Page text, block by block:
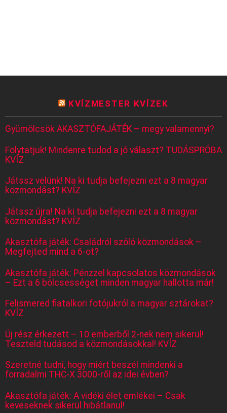
KVÍZMESTER KVÍZEK
Gyümölcsök AKASZTÓFAJÁTÉK – megy valamennyi?
Folytatjuk! Mindenre tudod a jó választ? TUDÁSPRÓBA
KVÍZ
Játssz velünk! Na ki tudja befejezni ezt a 8 magyar
közmondást? KVÍZ
Játssz újra! Na ki tudja befejezni ezt a 8 magyar
közmondást? KVÍZ
Akasztófa játék: Családról szóló közmondások –
Megfejted mind a 6-ot?
Akasztófa játék: Pénzzel kapcsolatos közmondások
– Ezt a 6 bölcsességet minden magyar hallotta már!
Felismered fiatalkori fotójukról a magyar sztárokat?
KVÍZ
Új rész érkezett – 10 emberből 2-nek nem sikerül!
Teszteld tudásod a közmondásokkal! KVÍZ
Szeretné tudni, hogy miért beszél mindenki a
forradalmi THC-X 3000-ről az idei évben?
Akasztófa játék: A vidéki élet emlékei – Csak
keveseknek sikerül hibátlanul!